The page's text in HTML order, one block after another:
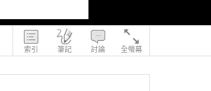
索引 筆記 討論 全螢幕